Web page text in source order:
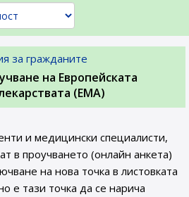
за гражданите
на Европейската
(ЕМА)
и медицински специалисти,
в проучването (онлайн анкета)
на нова точка в листовката
е тази точка да се нарича